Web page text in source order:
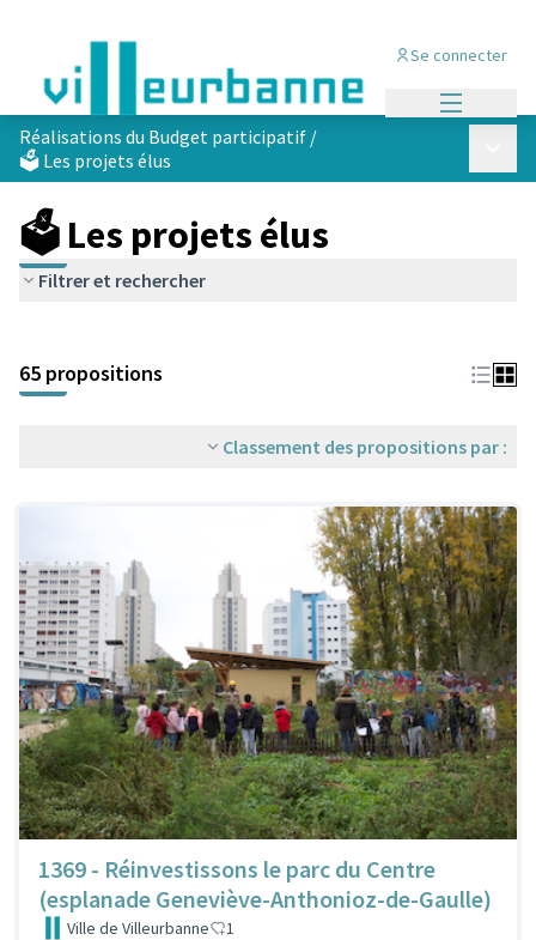
Se connecter
Réalisations du Budget participatif /
🗳️ Les projets élus
🗳️ Les projets élus
Filtrer et rechercher
+
−
65 propositions
Classement des propositions par :
1369 - Réinvestissons le parc du Centre
(esplanade Geneviève-Anthonioz-de-Gaulle)
Ville de Villeurbanne 1